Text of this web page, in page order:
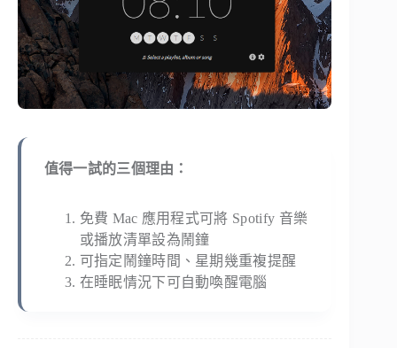
值得一試的三個理由：
免費 Mac 應用程式可將 Spotify 音樂
或播放清單設為鬧鐘
可指定鬧鐘時間、星期幾重複提醒
在睡眠情況下可自動喚醒電腦